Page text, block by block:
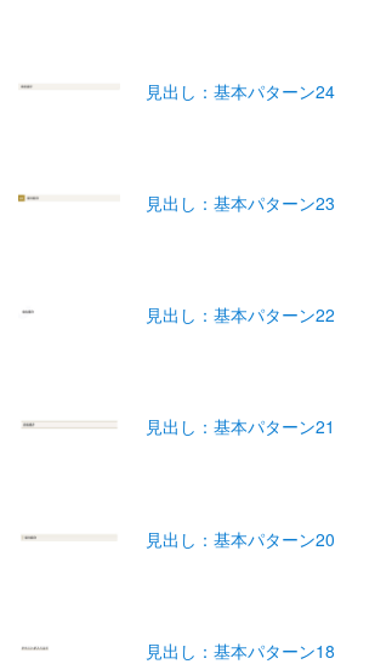
見出し：基本パターン24
見出し：基本パターン23
見出し：基本パターン22
見出し：基本パターン21
見出し：基本パターン20
見出し：基本パターン18